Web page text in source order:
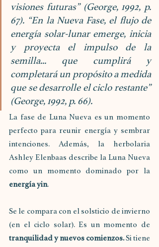
visiones futuras” (George, 1992, p.
67). “En la Nueva Fase, el flujo de
energía solar-lunar emerge, inicia
y proyecta el impulso de la
semilla... que cumplirá y
completará un propósito a medida
que se desarrolle el ciclo restante”
(George, 1992, p. 66).
La fase de Luna Nueva es un momento
perfecto para reunir energía y sembrar
intenciones. Además, la herbolaria
Ashley Elenbaas describe la Luna Nueva
energía yin.
Se le compara con el solsticio de invierno
tranquilidad y nuevos comienzos. Si tiene